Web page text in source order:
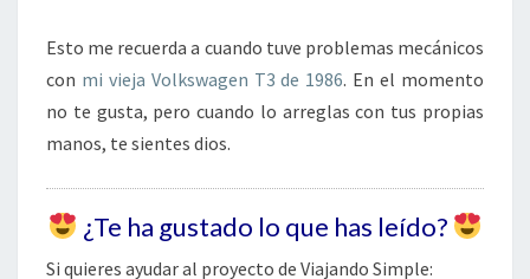
Esto me recuerda a cuando tuve problemas mecánicos
con mi vieja Volkswagen T3 de 1986. En el momento
no te gusta, pero cuando lo arreglas con tus propias
manos, te sientes dios.
¿Te ha gustado lo que has leído?
Si quieres ayudar al proyecto de Viajando Simple: